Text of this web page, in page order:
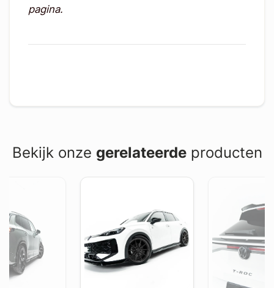
pagina.
Bekijk onze gerelateerdeproducten